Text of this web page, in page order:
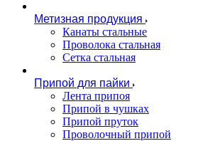
Метизная продукция
Канаты стальные
Проволока стальная
Сетка стальная
Припой для пайки
Лента припоя
Припой в чушках
Припой пруток
Проволочный припой